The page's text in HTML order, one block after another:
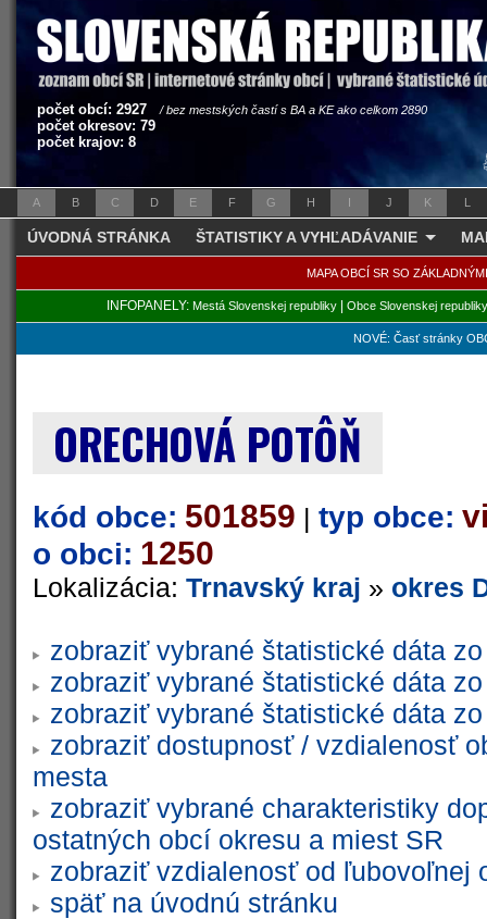
počet obcí: 2927 / bez mestských častí s BA a KE ako celkom 2890
počet okresov: 79
počet krajov: 8
A B C D E F G H I J K L
ÚVODNÁ STRÁNKA ŠTATISTIKY A VYHĽADÁVANIE
MAPA OBCÍ SR SO
INFOPANELY: Mestá Slovenskej republiky| Obce Slovenskej republiky
NOVÉ: Časť stránky
ORECHOVÁ POTÔŇ
kód obce: 501859 | typ obce:
o obci: 1250
Lokalizácia: Trnavský kraj » okres
zobraziť vybrané štatistické dáta
zobraziť vybrané štatistické dáta
zobraziť vybrané štatistické dáta
zobraziť dostupnosť / vzdialenosť
mesta
zobraziť vybrané charakteristiky
ostatných obcí okresu a miest SR
zobraziť vzdialenosť od ľubovoľnej
späť na úvodnú stránku